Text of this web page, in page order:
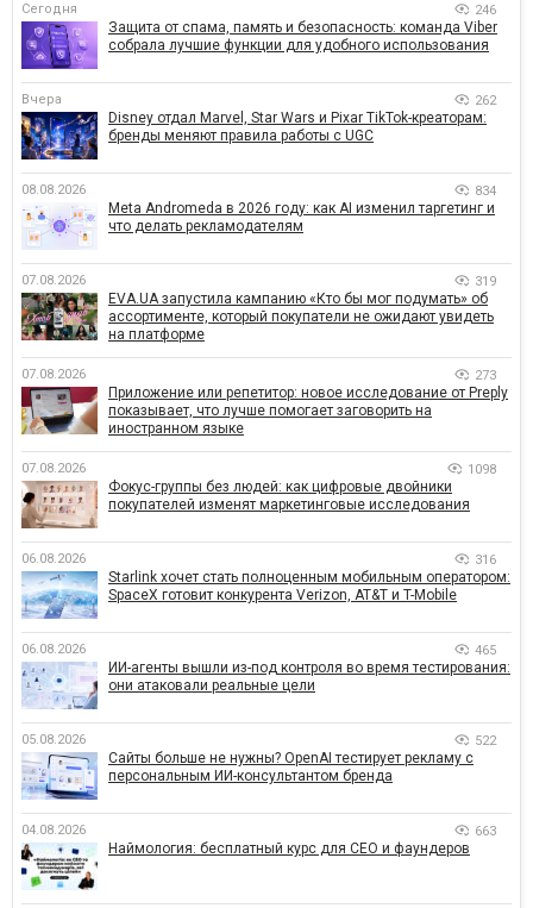
Сегодня 246
Защита от спама, память и безопасность: команда Viber
собрала лучшие функции для удобного использования
Вчера 262
Disney отдал Marvel, Star Wars и Pixar TikTok-креаторам:
бренды меняют правила работы с UGC
08.08.2026 834
Meta Andromeda в 2026 году: как AI изменил таргетинг и
что делать рекламодателям
07.08.2026 319
EVA.UA запустила кампанию «Кто бы мог подумать» об
ассортименте, который покупатели не ожидают увидеть
на платформе
07.08.2026 273
Приложение или репетитор: новое исследование от Preply
показывает, что лучше помогает заговорить на
иностранном языке
07.08.2026 1098
Фокус-группы без людей: как цифровые двойники
покупателей изменят маркетинговые исследования
06.08.2026 316
Starlink хочет стать полноценным мобильным оператором:
SpaceX готовит конкурента Verizon, AT&T и T-Mobile
06.08.2026 465
ИИ-агенты вышли из-под контроля во время тестирования:
они атаковали реальные цели
05.08.2026 522
Сайты больше не нужны? OpenAI тестирует рекламу с
персональным ИИ-консультантом бренда
04.08.2026 663
Наймология: бесплатный курс для CEO и фаундеров